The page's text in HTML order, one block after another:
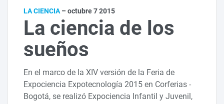
LA CIENCIA– octubre 7 2015
La ciencia de los
sueños
En el marco de la XIV versión de la Feria de
Expociencia Expotecnología 2015 en Corferias -
Bogotá, se realizó Expociencia Infantil y Juvenil,